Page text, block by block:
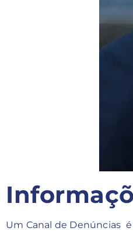
Um Canal de Denúncias